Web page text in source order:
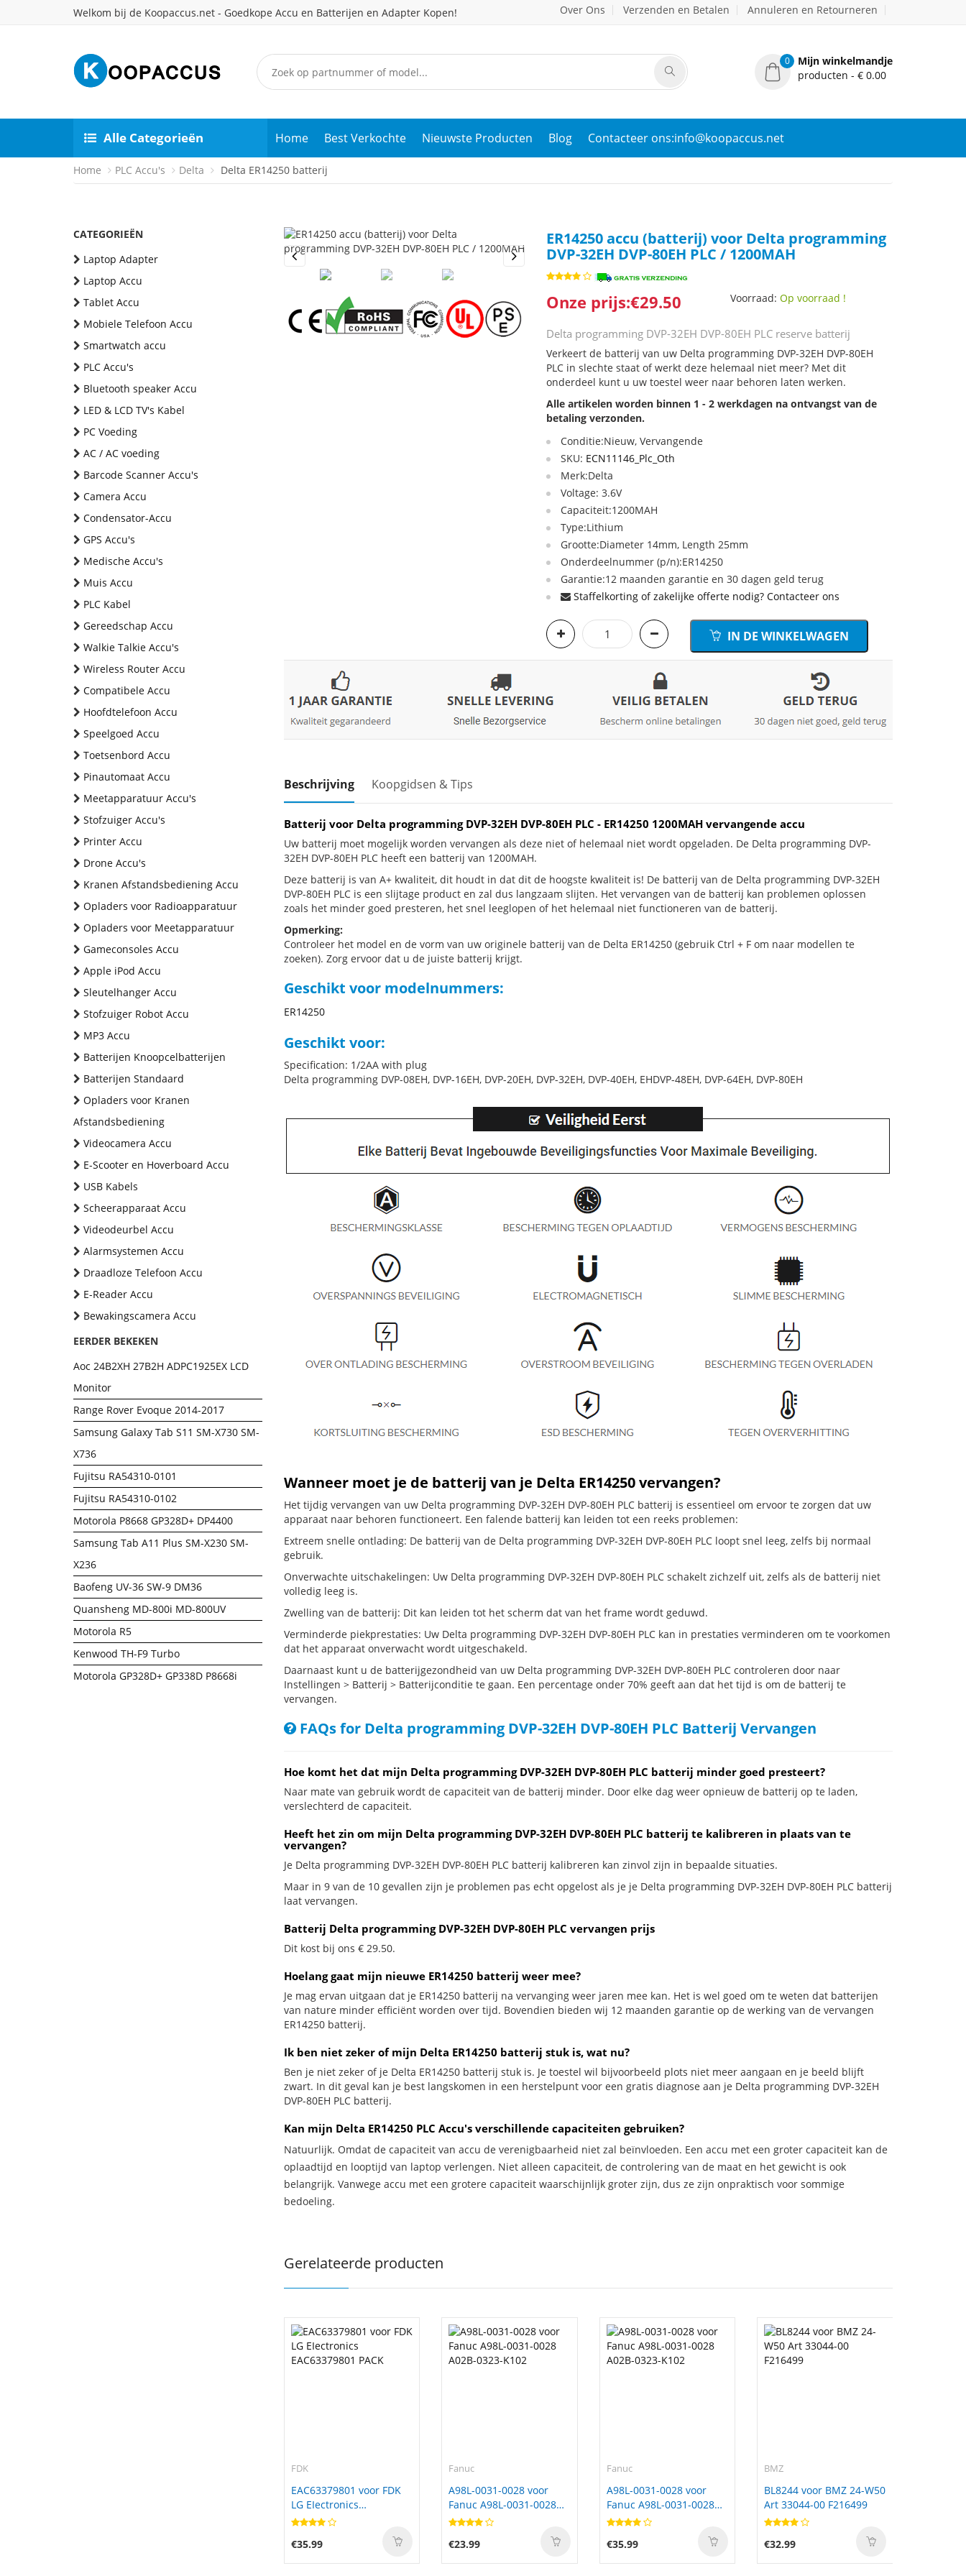
Welkom bij de Koopaccus.net - Goedkope Accu en Batterijen en Adapter Kopen! Over Ons Verzenden en Betalen Annuleren en Retourneren
0
Mijn winkelmandje
producten - € 0.00
Alle Categorieën Home Best Verkochte Nieuwste Producten Blog Contacteer ons:info@koopaccus.net
Home PLC Accu's Delta Delta ER14250 batterij
CATEGORIEËN
Laptop Adapter
Laptop Accu
Tablet Accu
Mobiele Telefoon Accu
Smartwatch accu
PLC Accu's
Bluetooth speaker Accu
LED & LCD TV's Kabel
PC Voeding
AC / AC voeding
Barcode Scanner Accu's
Camera Accu
Condensator-Accu
GPS Accu's
Medische Accu's
Muis Accu
PLC Kabel
Gereedschap Accu
Walkie Talkie Accu's
Wireless Router Accu
Compatibele Accu
Hoofdtelefoon Accu
Speelgoed Accu
Toetsenbord Accu
Pinautomaat Accu
Meetapparatuur Accu's
Stofzuiger Accu's
Printer Accu
Drone Accu's
Kranen Afstandsbediening Accu
Opladers voor Radioapparatuur
Opladers voor Meetapparatuur
Gameconsoles Accu
Apple iPod Accu
Sleutelhanger Accu
Stofzuiger Robot Accu
MP3 Accu
Batterijen Knoopcelbatterijen
Batterijen Standaard
Opladers voor Kranen
Afstandsbediening
Videocamera Accu
E-Scooter en Hoverboard Accu
USB Kabels
Scheerapparaat Accu
Videodeurbel Accu
Alarmsystemen Accu
Draadloze Telefoon Accu
E-Reader Accu
Bewakingscamera Accu
EERDER BEKEKEN
Aoc 24B2XH 27B2H ADPC1925EX LCD
Monitor
Range Rover Evoque 2014-2017
Samsung Galaxy Tab S11 SM-X730 SM-
X736
Fujitsu RA54310-0101
Fujitsu RA54310-0102
Motorola P8668 GP328D+ DP4400
Samsung Tab A11 Plus SM-X230 SM-
X236
Baofeng UV-36 SW-9 DM36
Quansheng MD-800i MD-800UV
Motorola R5
Kenwood TH-F9 Turbo
Motorola GP328D+ GP338D P8668i
Previous
ER14250 accu (batterij) voor Delta programming
DVP-32EH DVP-80EH PLC / 1200MAH
Onze prijs:€29.50 Voorraad:Op voorraad !
Delta programming DVP-32EH DVP-80EH PLC reserve batterij
Verkeert de batterij van uw Delta programming DVP-32EH DVP-80EH
PLC in slechte staat of werkt deze helemaal niet meer? Met dit
onderdeel kunt u uw toestel weer naar behoren laten werken.
Alle artikelen worden binnen 1 - 2 werkdagen na ontvangst van de
betaling verzonden.
Conditie:Nieuw, Vervangende
SKU: ECN11146_Plc_Oth
Merk:Delta
Voltage: 3.6V
Capaciteit:1200MAH
Type:Lithium
Grootte:Diameter 14mm, Length 25mm
Onderdeelnummer (p/n):ER14250
Garantie:12 maanden garantie en 30 dagen geld terug
Staffelkorting of zakelijke offerte nodig? Contacteer ons
IN DE WINKELWAGEN
Beschrijving Koopgidsen & Tips
Batterij voor Delta programming DVP-32EH DVP-80EH PLC - ER14250 1200MAH vervangende accu
Uw batterij moet mogelijk worden vervangen als deze niet of helemaal niet wordt opgeladen. De Delta programming DVP-
32EH DVP-80EH PLC heeft een batterij van 1200MAH.
Deze batterij is van A+ kwaliteit, dit houdt in dat dit de hoogste kwaliteit is! De batterij van de Delta programming DVP-32EH
DVP-80EH PLC is een slijtage product en zal dus langzaam slijten. Het vervangen van de batterij kan problemen oplossen
zoals het minder goed presteren, het snel leeglopen of het helemaal niet functioneren van de batterij.
Opmerking:
Controleer het model en de vorm van uw originele batterij van de Delta ER14250 (gebruik Ctrl + F om naar modellen te
zoeken). Zorg ervoor dat u de juiste batterij krijgt.
Geschikt voor modelnummers:
ER14250
Geschikt voor:
Specification: 1/2AA with plug
Delta programming DVP-08EH, DVP-16EH, DVP-20EH, DVP-32EH, DVP-40EH, EHDVP-48EH, DVP-64EH, DVP-80EH
Wanneer moet je de batterij van je Delta ER14250 vervangen?
Het tijdig vervangen van uw Delta programming DVP-32EH DVP-80EH PLC batterij is essentieel om ervoor te zorgen dat uw
apparaat naar behoren functioneert. Een falende batterij kan leiden tot een reeks problemen:
Extreem snelle ontlading: De batterij van de Delta programming DVP-32EH DVP-80EH PLC loopt snel leeg, zelfs bij normaal
gebruik.
Onverwachte uitschakelingen: Uw Delta programming DVP-32EH DVP-80EH PLC schakelt zichzelf uit, zelfs als de batterij niet
volledig leeg is.
Zwelling van de batterij: Dit kan leiden tot het scherm dat van het frame wordt geduwd.
Verminderde piekprestaties: Uw Delta programming DVP-32EH DVP-80EH PLC kan in prestaties verminderen om te voorkomen
dat het apparaat onverwacht wordt uitgeschakeld.
Daarnaast kunt u de batterijgezondheid van uw Delta programming DVP-32EH DVP-80EH PLC controleren door naar
Instellingen > Batterij > Batterijconditie te gaan. Een percentage onder 70% geeft aan dat het tijd is om de batterij te
vervangen.
FAQs for Delta programming DVP-32EH DVP-80EH PLC Batterij Vervangen
Hoe komt het dat mijn Delta programming DVP-32EH DVP-80EH PLC batterij minder goed presteert?
Naar mate van gebruik wordt de capaciteit van de batterij minder. Door elke dag weer opnieuw de batterij op te laden,
verslechterd de capaciteit.
Heeft het zin om mijn Delta programming DVP-32EH DVP-80EH PLC batterij te kalibreren in plaats van te
vervangen?
Je Delta programming DVP-32EH DVP-80EH PLC batterij kalibreren kan zinvol zijn in bepaalde situaties.
Maar in 9 van de 10 gevallen zijn je problemen pas echt opgelost als je je Delta programming DVP-32EH DVP-80EH PLC batterij
laat vervangen.
Batterij Delta programming DVP-32EH DVP-80EH PLC vervangen prijs
Dit kost bij ons € 29.50.
Hoelang gaat mijn nieuwe ER14250 batterij weer mee?
Je mag ervan uitgaan dat je ER14250 batterij na vervanging weer jaren mee kan. Het is wel goed om te weten dat batterijen
van nature minder efficiënt worden over tijd. Bovendien bieden wij 12 maanden garantie op de werking van de vervangen
ER14250 batterij.
Ik ben niet zeker of mijn Delta ER14250 batterij stuk is, wat nu?
Ben je niet zeker of je Delta ER14250 batterij stuk is. Je toestel wil bijvoorbeeld plots niet meer aangaan en je beeld blijft
zwart. In dit geval kan je best langskomen in een herstelpunt voor een gratis diagnose aan je Delta programming DVP-32EH
DVP-80EH PLC batterij.
Kan mijn Delta ER14250 PLC Accu's verschillende capaciteiten gebruiken?
Natuurlijk. Omdat de capaciteit van accu de verenigbaarheid niet zal beïnvloeden. Een accu met een groter capaciteit kan de
oplaadtijd en looptijd van laptop verlengen. Niet alleen capaciteit, de controlering van de maat en het gewicht is ook
belangrijk. Vanwege accu met een grotere capaciteit waarschijnlijk groter zijn, dus ze zijn onpraktisch voor sommige
bedoeling.
Gerelateerde producten
FDK
EAC63379801 voor FDK
LG EIectronics
EAC63379801 PACK
€35.99
Fanuc
A98L-0031-0028 voor
Fanuc A98L-0031-0028
A02B-0323-K102
€23.99
Fanuc
A98L-0031-0028 voor
Fanuc A98L-0031-0028
A02B-0323-K102
€35.99
BMZ
BL8244 voor BMZ 24-W50
Art 33044-00 F216499
€32.99